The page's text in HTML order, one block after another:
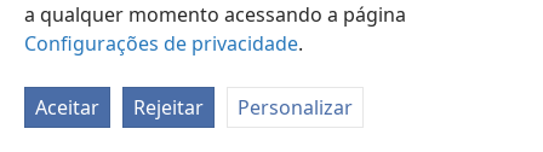
a qualquer momento acessando a página
Configurações de privacidade.
Aceitar Rejeitar Personalizar